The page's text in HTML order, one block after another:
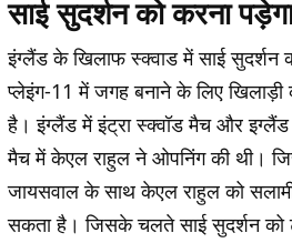
साई सुदर्शन को करना
इंग्लैंड के खिलाफ स्क्वाड में साई सुदर्शन
प्लेइंग-11 में जगह बनाने के लिए खिलाड़ी
है। इंग्लैंड में इंट्रा स्क्वॉड मैच और
मैच में केएल राहुल ने ओपनिंग की थी।
जायसवाल के साथ केएल राहुल को
सकता है। जिसके चलते साई सुदर्शन को